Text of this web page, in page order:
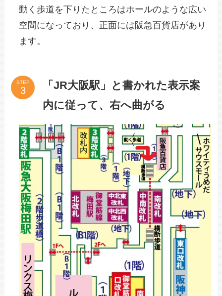
動く歩道を下りたところはホールのような広い
空間になっており、正面には阪急百貨店があり
ます。
STEP
「JR大阪駅」と書かれた表示案
内に従って、右へ曲がる